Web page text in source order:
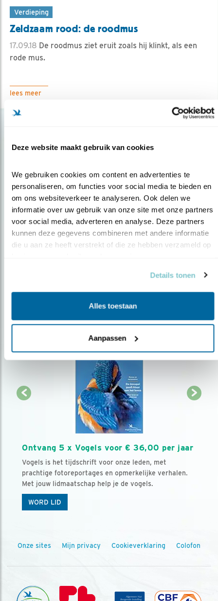
Deze website maakt gebruik van cookies
We gebruiken cookies om content en advertenties te
personaliseren, om functies voor social media te bieden en
om ons websiteverkeer te analyseren. Ook delen we
informatie over uw gebruik van onze site met onze partners
voor social media, adverteren en analyse. Deze partners
kunnen deze gegevens combineren met andere informatie
die u aan ze heeft verstrekt of die ze hebben verzameld op
Details tonen
Alles toestaan
Aanpassen
Verdieping
Zeldzaam rood: de roodmus
17.09.18 De roodmus ziet eruit zoals hij klinkt, als een
rode mus.
lees meer
Op de hoogte blijven?
Meld je aan en ontvang nieuws, inspiratie, acties en tips
over vogels en activiteiten van Vogelbescherming.
AANMELDEN VOGELNIEUWS
Ontvang 5 x Vogels voor € 36,00 per jaar
Vogels is het tijdschrift voor onze leden, met
prachtige fotoreportages en opmerkelijke verhalen.
Met jouw lidmaatschap help je de vogels.
WORD LID
Onze sites Mijn privacy Cookieverklaring Colofon